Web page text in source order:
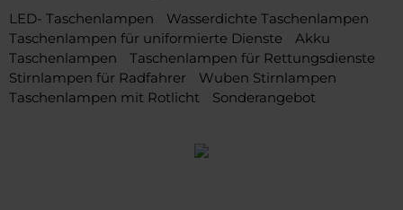
LED- Taschenlampen
Wasserdichte Taschenlampen
Taschenlampen für uniformierte Dienste
Akku
Taschenlampen
Taschenlampen für Rettungsdienste
Stirnlampen für Radfahrer
Wuben Stirnlampen
Taschenlampen mit Rotlicht
Sonderangebot